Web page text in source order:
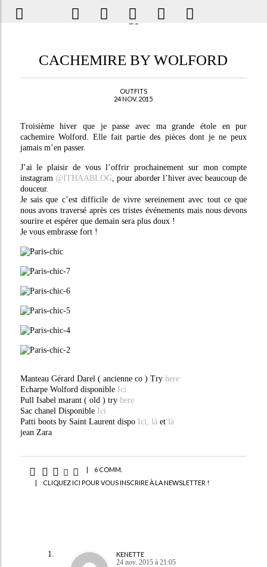
CACHEMIRE BY WOLFORD
OUTFITS
24 NOV. 2015
Troisième hiver que je passe avec ma grande étole en pur
cachemire Wolford. Elle fait partie des pièces dont je ne peux
jamais m’en passer.
J’ai le plaisir de vous l’offrir prochainement sur mon compte
instagram @ITHAABLOG, pour aborder l’hiver avec beaucoup de
douceur.
Je sais que c’est difficile de vivre sereinement avec tout ce que
nous avons traversé après ces tristes événements mais nous devons
sourire et espérer que demain sera plus doux !
Je vous embrasse fort !
Manteau Gérard Darel ( ancienne co ) Try here
Echarpe Wolford disponible Ici
Pull Isabel marant ( old ) tryhere
Sac chanel Disponible Ici
Patti boots by Saint Laurent dispoIci, làetlà
jean Zara
|
6 COMM.
|
CLIQUEZ ICI POUR VOUS INSCRIRE À LA NEWSLETTER !
KENETTE
24 nov. 2015 à 21:05